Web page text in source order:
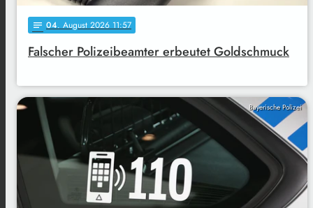
notes 04. August 2026 11:57
Falscher Polizeibeamter erbeutet Goldschmuck
Bayerische Polizei